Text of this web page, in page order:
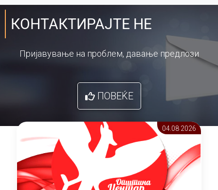
КОНТАКТИРАЈТЕ НЕ
Пријавување на проблем, давање предлози
ПОВЕЌЕ
04.08 2026